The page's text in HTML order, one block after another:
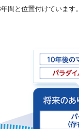
間と位置付けています。